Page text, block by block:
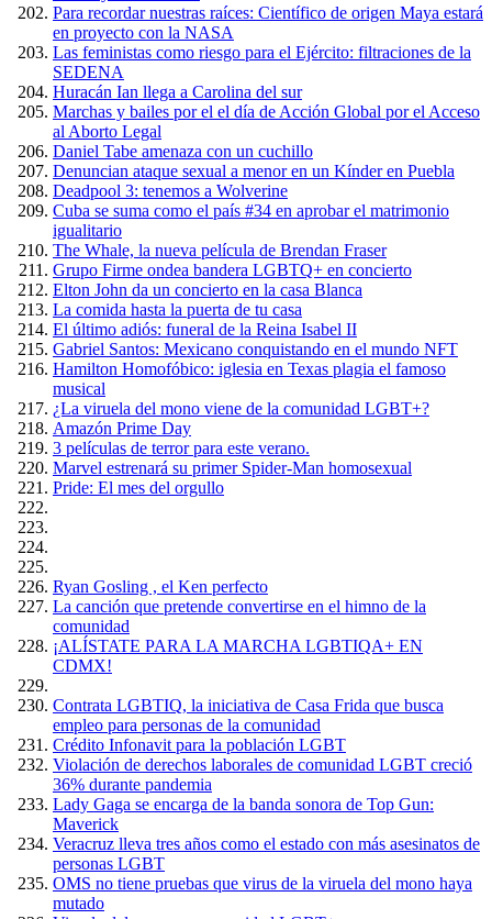
Para recordar nuestras raíces: Científico de origen Maya estará
en proyecto con la NASA
Las feministas como riesgo para el Ejército: filtraciones de la
SEDENA
Huracán Ian llega a Carolina del sur
Marchas y bailes por el el día de Acción Global por el Acceso
al Aborto Legal
Daniel Tabe amenaza con un cuchillo
Denuncian ataque sexual a menor en un Kínder en Puebla
Deadpool 3: tenemos a Wolverine
Cuba se suma como el país #34 en aprobar el matrimonio
igualitario
The Whale, la nueva película de Brendan Fraser
Grupo Firme ondea bandera LGBTQ+ en concierto
Elton John da un concierto en la casa Blanca
La comida hasta la puerta de tu casa
El último adiós: funeral de la Reina Isabel II
Gabriel Santos: Mexicano conquistando en el mundo NFT
Hamilton Homofóbico: iglesia en Texas plagia el famoso
musical
¿La viruela del mono viene de la comunidad LGBT+?
Amazón Prime Day
3 películas de terror para este verano.
Marvel estrenará su primer Spider-Man homosexual
Pride: El mes del orgullo
Ryan Gosling , el Ken perfecto
La canción que pretende convertirse en el himno de la
comunidad
¡ALÍSTATE PARA LA MARCHA LGBTIQA+ EN
CDMX!
Contrata LGBTIQ, la iniciativa de Casa Frida que busca
empleo para personas de la comunidad
Crédito Infonavit para la población LGBT
Violación de derechos laborales de comunidad LGBT creció
36% durante pandemia
Lady Gaga se encarga de la banda sonora de Top Gun:
Maverick
Veracruz lleva tres años como el estado con más asesinatos de
personas LGBT
OMS no tiene pruebas que virus de la viruela del mono haya
mutado